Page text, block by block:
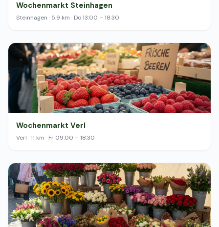
Wochenmarkt Steinhagen
Steinhagen · 5.9 km · Do 13:00 – 18:30
Wochenmarkt Verl
Verl · 11 km · Fr 09:00 – 18:30